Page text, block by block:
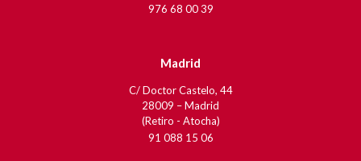
976 68 00 39
Madrid
C/ Doctor Castelo, 44
28009 – Madrid
(Retiro - Atocha)
91 088 15 06